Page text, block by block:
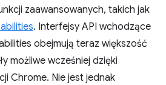
zaawansowanych, takich jak
. Interfejsy API wchodzące
obejmują teraz większość
możliwe wcześniej dzięki
Chrome. Nie jest jednak